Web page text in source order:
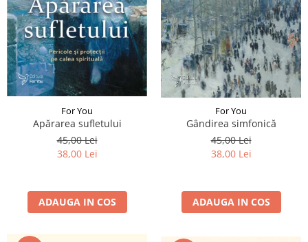
For You
Apărarea sufletului
45,00 Lei
38,00 Lei
ADAUGA IN COS
For You
Gândirea simfonică
45,00 Lei
38,00 Lei
ADAUGA IN COS